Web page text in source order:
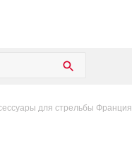
для стрельбы Франция